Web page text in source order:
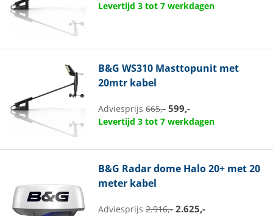
Levertijd 3 tot 7 werkdagen
B&G WS310 Masttopunit met
20mtr kabel
Adviesprijs665,- 599,-
Levertijd 3 tot 7 werkdagen
B&G Radar dome Halo 20+ met 20
meter kabel
Adviesprijs2.916,- 2.625,-